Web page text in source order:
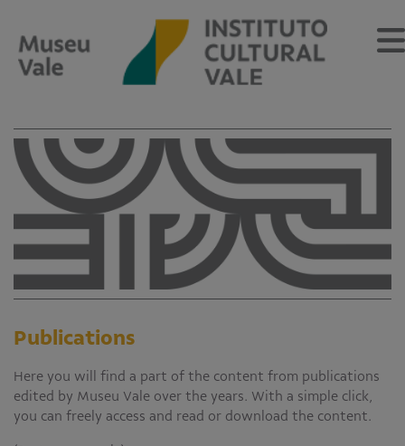
Sobre
Museu Vale Extramuros
Sobre o Instituto Cultural Vale
Estrutura Organizacional
Centro de Memória
Programação
Notícias
Publications
Here you will find a part of the content from publications
edited by Museu Vale over the years. With a simple click,
you can freely access and read or download the content.